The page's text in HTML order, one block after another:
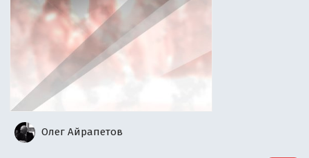
Олег Айрапетов